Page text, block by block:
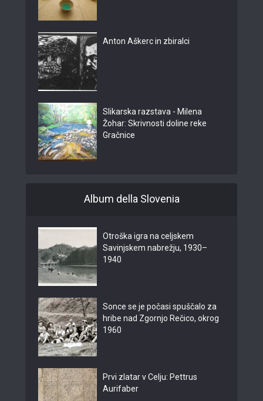
Anton Aškerc in zbiralci
Slikarska razstava - Milena
Žohar: Skrivnosti doline reke
Gračnice
Album della Slovenia
Otroška igra na celjskem
Savinjskem nabrežju, 1930–
1940
Sonce se je počasi spuščalo za
hribe nad Zgornjo Rečico, okrog
1960
Prvi zlatar v Celju: Pettrus
Aurifaber